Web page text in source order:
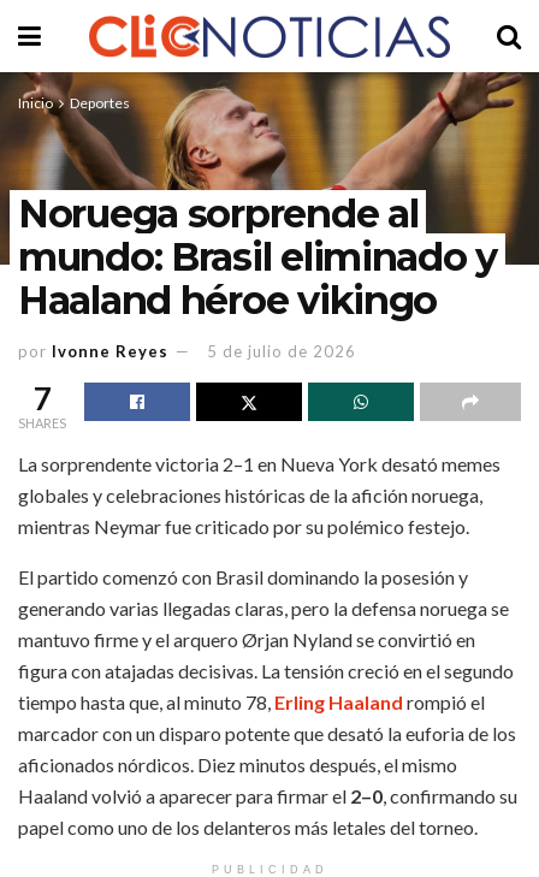
Inicio Deportes
Noruega sorprende al
mundo: Brasil eliminado y
Haaland héroe vikingo
por Ivonne Reyes 5 de julio de 2026
7
SHARES
La sorprendente victoria 2–1 en Nueva York desató memes
globales y celebraciones históricas de la afición noruega,
mientras Neymar fue criticado por su polémico festejo.
El partido comenzó con Brasil dominando la posesión y
generando varias llegadas claras, pero la defensa noruega se
mantuvo firme y el arquero Ørjan Nyland se convirtió en
figura con atajadas decisivas. La tensión creció en el segundo
tiempo hasta que, al minuto 78, Erling Haaland rompió el
marcador con un disparo potente que desató la euforia de los
aficionados nórdicos. Diez minutos después, el mismo
Haaland volvió a aparecer para firmar el 2–0 , confirmando su
papel como uno de los delanteros más letales del torneo.
PUBLICIDAD